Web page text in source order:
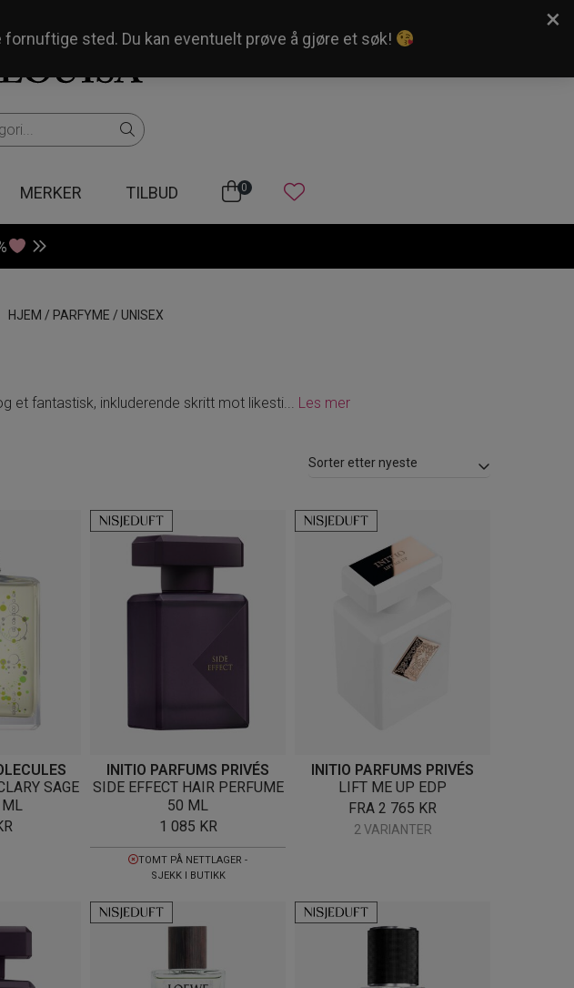
MERKER TILBUD 0
HJEM / PARFYME / UNISEX
et fantastisk, inkluderende skritt mot likesti... Les mer
SAGE
INITIO PARFUMS PRIVÉS
SIDE EFFECT HAIR PERFUME
50 ML
1 085 KR
TOMT PÅ NETTLAGER -
SJEKK I BUTIKK
INITIO PARFUMS PRIVÉS
LIFT ME UP EDP
FRA 2 765 KR
2 VARIANTER
×
sted. Du kan eventuelt prøve å gjøre et søk!